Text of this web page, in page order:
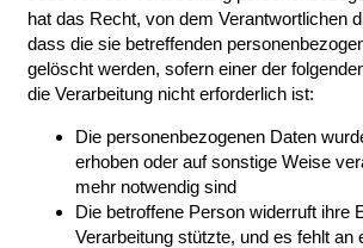
hat das Recht, von dem Verantwortlichen
dass die sie betreffenden
gelöscht werden, sofern einer der
die Verarbeitung nicht erforderlich ist:
Die personenbezogenen Daten
erhoben oder auf sonstige Weise
mehr notwendig sind
Die betroffene Person widerruft ihre
Verarbeitung stützte, und es fehlt an